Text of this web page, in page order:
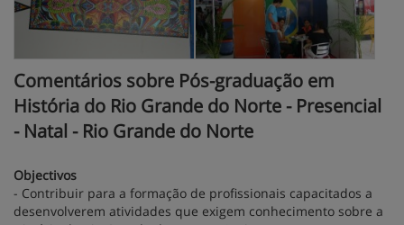
Comentários sobre Pós-graduação em
História do Rio Grande do Norte - Presencial
- Natal - Rio Grande do Norte
Objectivos
- Contribuir para a formação de profissionais capacitados a
desenvolverem atividades que exigem conhecimento sobre a